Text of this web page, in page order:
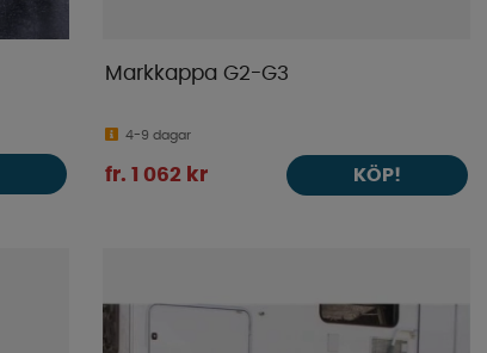
Markkappa G2-G3
4-9 dagar
fr. 1 062 kr KÖP!